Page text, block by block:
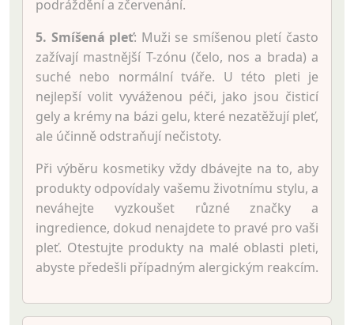
podráždění a zčervenání.
5. Smíšená pleť: Muži se smíšenou pletí často
zažívají mastnější T-zónu (čelo, nos a brada) a
suché nebo normální tváře. U této pleti je
nejlepší volit vyváženou péči, jako jsou čisticí
gely a krémy na bázi gelu, které nezatěžují pleť,
ale účinně odstraňují nečistoty.
Při výběru kosmetiky vždy dbávejte na to, aby
produkty odpovídaly vašemu životnímu stylu, a
neváhejte vyzkoušet různé značky a
ingredience, dokud nenajdete to pravé pro vaši
pleť. Otestujte produkty na malé oblasti pleti,
abyste předešli případným alergickým reakcím.